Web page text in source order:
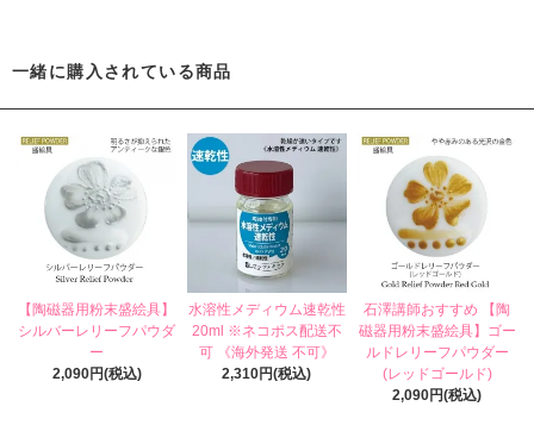
一緒に購入されている商品
【陶磁器用粉末盛絵具】
シルバーレリーフパウダ
ー
2,090円(税込)
水溶性メディウム速乾性
20ml ※ネコポス配送不
可 《海外発送 不可》
2,310円(税込)
石澤講師おすすめ 【陶
磁器用粉末盛絵具】ゴー
ルドレリーフパウダー
(レッドゴールド)
2,090円(税込)